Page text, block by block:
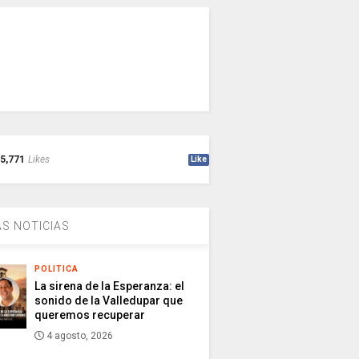
5,771 Likes Like
NOTICIAS
POLITICA
La sirena de la Esperanza: el
sonido de la Valledupar que
queremos recuperar
4 agosto, 2026